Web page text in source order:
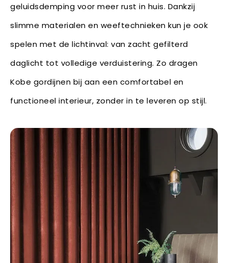
geluidsdemping voor meer rust in huis. Dankzij
slimme materialen en weeftechnieken kun je ook
spelen met de lichtinval: van zacht gefilterd
daglicht tot volledige verduistering. Zo dragen
Kobe gordijnen bij aan een comfortabel en
functioneel interieur, zonder in te leveren op stijl.